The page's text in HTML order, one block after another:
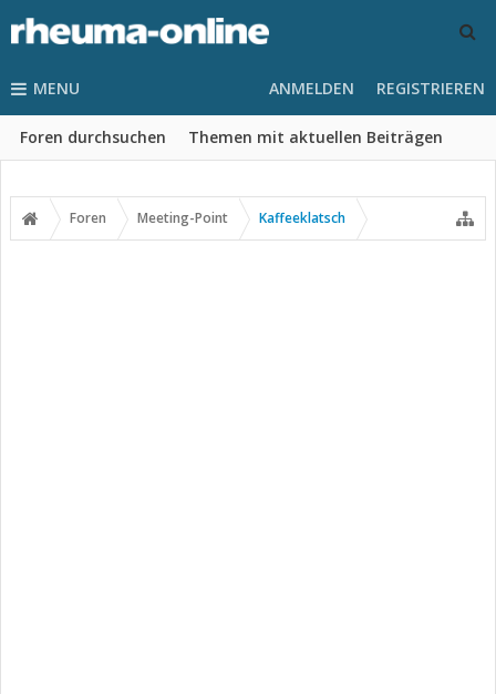
MENU
Foren durchsuchen Themen mit aktuellen Beiträgen
ANMELDEN REGISTRIEREN
Foren Meeting-Point Kaffeeklatsch